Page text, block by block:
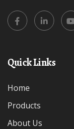
Quick Links
Home
Products
About Us